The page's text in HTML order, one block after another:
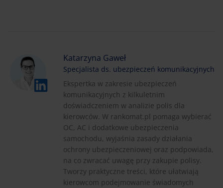
Katarzyna Gaweł
Specjalista ds. ubezpieczeń komunikacyjnych
Ekspertka w zakresie ubezpieczeń
komunikacyjnych z kilkuletnim
doświadczeniem w analizie polis dla
kierowców. W rankomat.pl pomaga wybierać
OC, AC i dodatkowe ubezpieczenia
samochodu, wyjaśnia zasady działania
ochrony ubezpieczeniowej oraz podpowiada,
na co zwracać uwagę przy zakupie polisy.
Tworzy praktyczne treści, które ułatwiają
kierowcom podejmowanie świadomych